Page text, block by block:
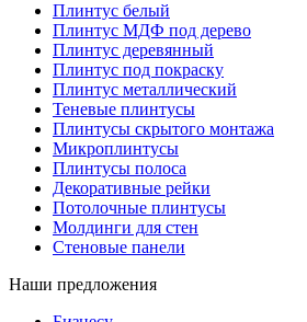
Плинтус белый
Плинтус МДФ под дерево
Плинтус деревянный
Плинтус под покраску
Плинтус металлический
Теневые плинтусы
Плинтусы скрытого монтажа
Микроплинтусы
Плинтусы полоса
Декоративные рейки
Потолочные плинтусы
Молдинги для стен
Стеновые панели
Наши предложения